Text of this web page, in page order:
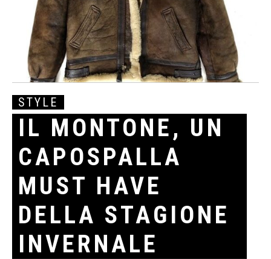
STYLE
IL MONTONE, UN
CAPOSPALLA
MUST HAVE
DELLA STAGIONE
INVERNALE